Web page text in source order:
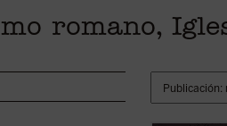
romano,